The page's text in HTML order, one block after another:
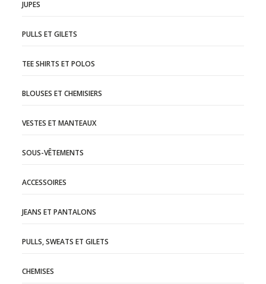
JUPES
PULLS ET GILETS
TEE SHIRTS ET POLOS
BLOUSES ET CHEMISIERS
VESTES ET MANTEAUX
SOUS-VÊTEMENTS
ACCESSOIRES
JEANS ET PANTALONS
PULLS, SWEATS ET GILETS
CHEMISES